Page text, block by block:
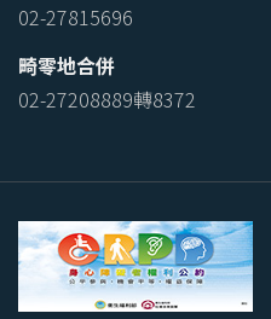
02-27815696
畸零地合併
02-27208889轉8372